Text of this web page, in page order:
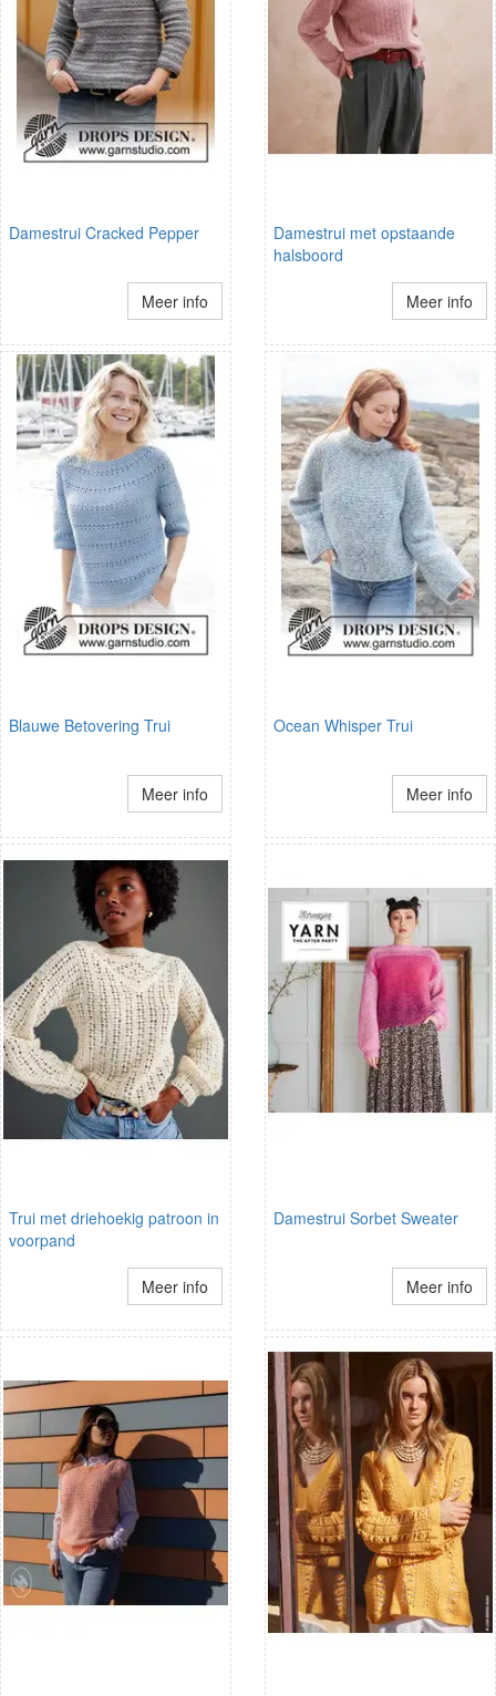
Damestrui Cracked Pepper
Meer info
Damestrui met opstaande
halsboord
Meer info
Blauwe Betovering Trui
Meer info
Ocean Whisper Trui
Meer info
Trui met driehoekig patroon in
voorpand
Meer info
Damestrui Sorbet Sweater
Meer info